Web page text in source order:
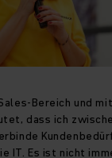
Bereich und
dass ich
IT. Es ist nicht